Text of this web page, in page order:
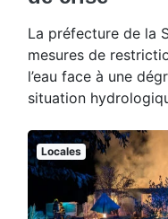
La préfecture de la
mesures de
l’eau face à une
situation
Locales